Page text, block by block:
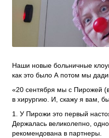
События и люди
Мы в СМИ
Наши друзья
Наши новые больничные
как это было А потом мы
«20 сентября мы с Пирожей
в хирургию. И, скажу я вам,
1. У Пирожи это первый
Держалась великолепно,
рекомендована в партнеры.